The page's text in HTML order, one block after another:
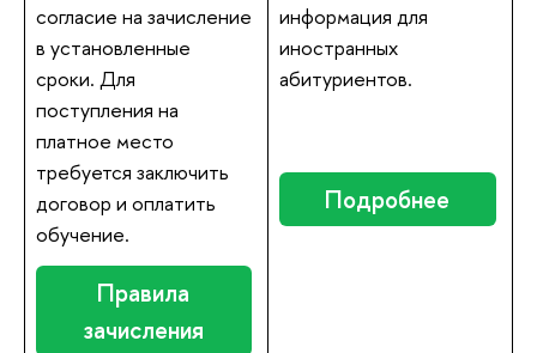
согласие на зачисление
в установленные
сроки. Для
поступления на
платное место
требуется заключить
договор и оплатить
обучение.
Правила
зачисления
информация для
иностранных
абитуриентов.
Подробнее